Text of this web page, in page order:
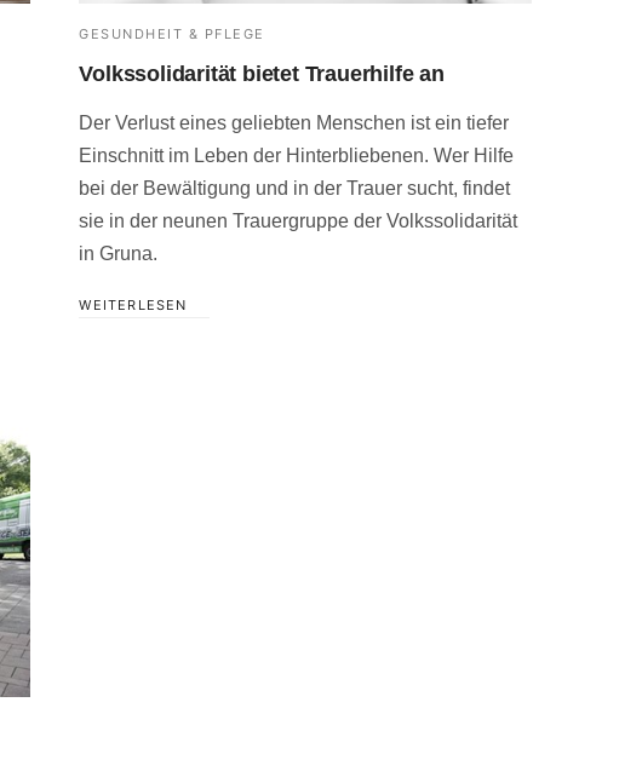
GESUNDHEIT & PFLEGE
Volkssolidarität bietet Trauerhilfe an
Der Verlust eines geliebten Menschen ist ein tiefer
Einschnitt im Leben der Hinterbliebenen. Wer Hilfe
bei der Bewältigung und in der Trauer sucht, findet
sie in der neunen Trauergruppe der Volkssolidarität
in Gruna.
WEITERLESEN